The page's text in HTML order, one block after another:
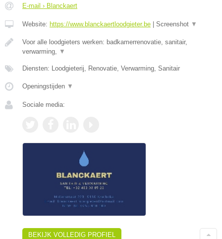
E-mail › Blanckaert
Website: https://www.blanckaertloodgieter.be Screenshot ▼
Voor alle loodgieters werken: badkamerrenovatie, sanitair,
verwarming,
▼
Diensten: Loodgieterij, Renovatie, Verwarming, Sanitair
Openingstijden ▼
Sociale media:
BEKIJK VOLLEDIG PROFIEL